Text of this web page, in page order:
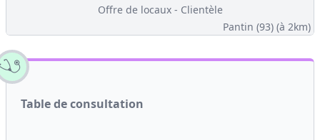
Offre de locaux - Clientèle
Pantin (93) (à 2km)
Table de consultation